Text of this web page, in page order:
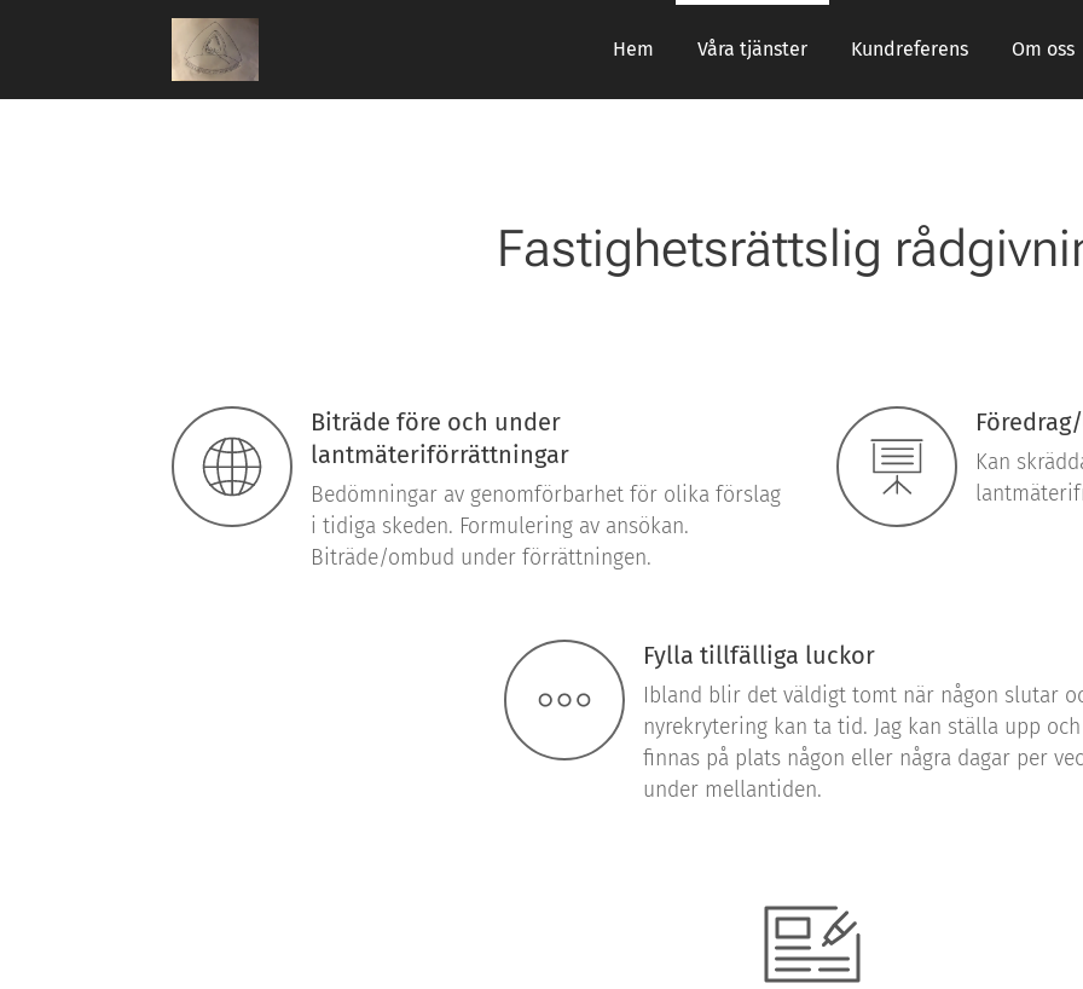
Hem Våra tjänster Kundreferens Om oss
Fastighetsrättslig
Biträde före och under
lantmäteriförrättningar
Bedömningar av genomförbarhet för olika förslag
i tidiga skeden. Formulering av ansökan.
Biträde/ombud under förrättningen.
Kan
Fylla tillfälliga luckor
Ibland blir det väldigt tomt när någon slutar
nyrekrytering kan ta tid. Jag kan ställa upp och
finnas på plats någon eller några dagar per
under mellantiden.